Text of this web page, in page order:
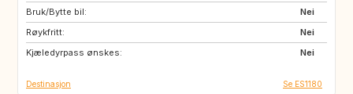
Bruk/Bytte bil:
Nei
Røykfritt:
Nei
Kjæledyrpass ønskes:
Nei
ES
HR
GR
Destinasjon Se ES1180